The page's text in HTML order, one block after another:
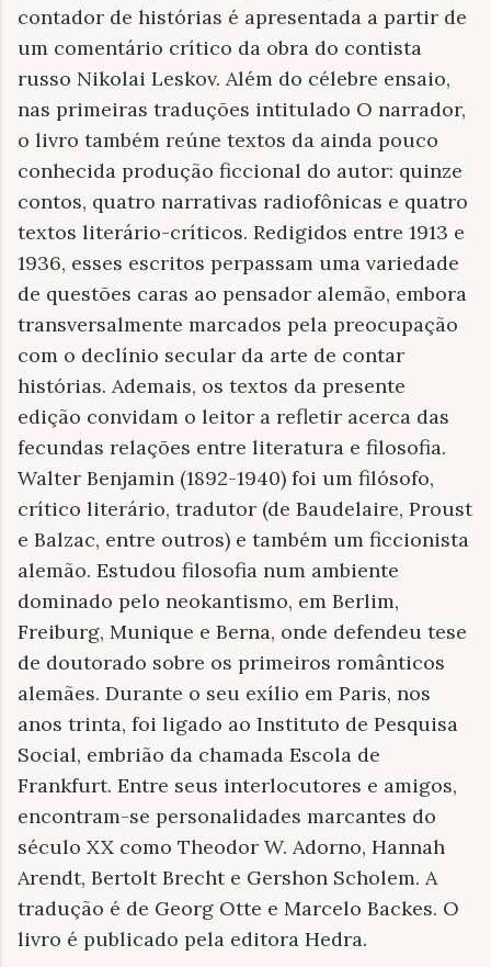
contador de histórias é apresentada a partir de
um comentário crítico da obra do contista
russo Nikolai Leskov. Além do célebre ensaio,
nas primeiras traduções intitulado O narrador,
o livro também reúne textos da ainda pouco
conhecida produção ficcional do autor: quinze
contos, quatro narrativas radiofônicas e quatro
textos literário-críticos. Redigidos entre 1913 e
1936, esses escritos perpassam uma variedade
de questões caras ao pensador alemão, embora
transversalmente marcados pela preocupação
com o declínio secular da arte de contar
histórias. Ademais, os textos da presente
edição convidam o leitor a refletir acerca das
fecundas relações entre literatura e filosofia.
Walter Benjamin (1892-1940) foi um filósofo,
crítico literário, tradutor (de Baudelaire, Proust
e Balzac, entre outros) e também um ficcionista
alemão. Estudou filosofia num ambiente
dominado pelo neokantismo, em Berlim,
Freiburg, Munique e Berna, onde defendeu tese
de doutorado sobre os primeiros românticos
alemães. Durante o seu exílio em Paris, nos
anos trinta, foi ligado ao Instituto de Pesquisa
Social, embrião da chamada Escola de
Frankfurt. Entre seus interlocutores e amigos,
encontram-se personalidades marcantes do
século XX como Theodor W. Adorno, Hannah
Arendt, Bertolt Brecht e Gershon Scholem. A
tradução é de Georg Otte e Marcelo Backes. O
livro é publicado pela editora Hedra.